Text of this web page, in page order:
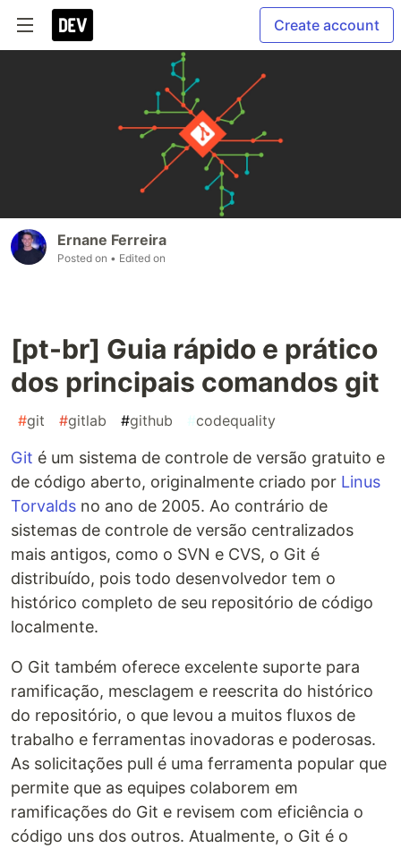
Create account
Ernane Ferreira
Posted on • Edited on
[pt-br] Guia rápido e prático
dos principais comandos git
#git #gitlab #github #codequality
Git é um sistema de controle de versão gratuito e
de código aberto, originalmente criado por Linus
Torvalds no ano de 2005. Ao contrário de
sistemas de controle de versão centralizados
mais antigos, como o SVN e CVS, o Git é
distribuído, pois todo desenvolvedor tem o
histórico completo de seu repositório de código
localmente.
O Git também oferece excelente suporte para
ramificação, mesclagem e reescrita do histórico
do repositório, o que levou a muitos fluxos de
trabalho e ferramentas inovadoras e poderosas.
As solicitações pull é uma ferramenta popular que
permite que as equipes colaborem em
ramificações do Git e revisem com eficiência o
código uns dos outros. Atualmente, o Git é o